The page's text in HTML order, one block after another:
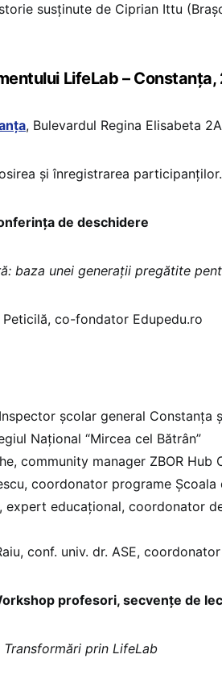
susținute de Ciprian Ittu
LifeLab –
, Bulevardul Regina Elisabeta
și înregistrarea
de deschidere
baza unei generații pregătite
Peticilă, co-fondator Edupedu.ro
școlar general Constanța
Național “Mircea cel Bătrân”
community manager ZBOR Hub
coordonator programe Școala
expert educațional, coordonator
conf. univ. dr. ASE,
profesori, secvențe de
prin LifeLab